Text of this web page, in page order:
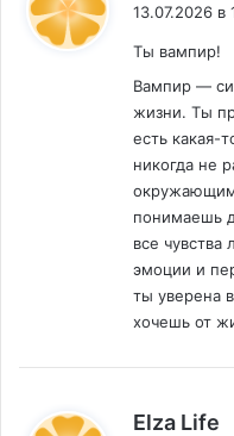
13.07.2026 в
Ты вампир!
Вампир —
жизни. Ты
есть какая-
никогда не
понимаешь
все
эмоции и
ты уверена
хочешь от
Elza Life